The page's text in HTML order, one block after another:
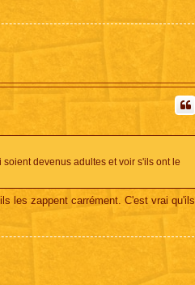
devenus adultes et voir s'ils ont le
les zappent carrément. C'est vrai qu'ils